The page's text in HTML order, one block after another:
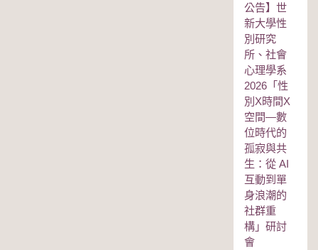
公告】世
新大學性
別研究
所、社會
心理學系
2026「性
別Χ時間Χ
空間—數
位時代的
孤寂與共
生：從 AI
互動到單
身浪潮的
社群重
構」研討
會